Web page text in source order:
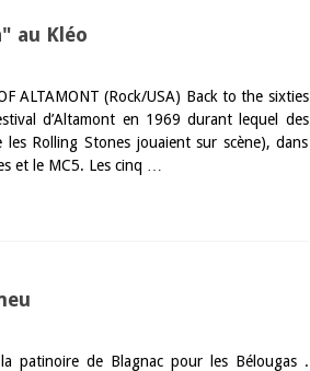
au Kléo
ALTAMONT (Rock/USA) Back to the sixties
d’Altamont en 1969 durant lequel des
les Rolling Stones jouaient sur scène), dans
et le MC5. Les cinq …
patinoire de Blagnac pour les Bélougas .